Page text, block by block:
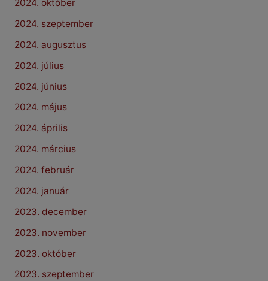
2024. október
2024. szeptember
2024. augusztus
2024. július
2024. június
2024. május
2024. április
2024. március
2024. február
2024. január
2023. december
2023. november
2023. október
2023. szeptember